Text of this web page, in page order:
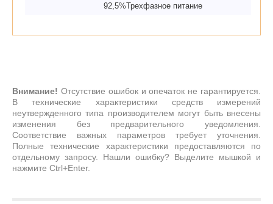
92,5%Трехфазное питание
Внимание! Отсутствие ошибок и опечаток не гарантируется.
В технические характеристики средств измерений
неутвержденного типа производителем могут быть внесены
изменения без предварительного уведомления.
Соответствие важных параметров требует уточнения.
Полные технические характеристики предоставляются по
отдельному запросу. Нашли ошибку? Выделите мышкой и
нажмите Ctrl+Enter.